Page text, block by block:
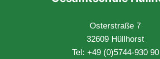
Osterstraße 7
32609 Hüllhorst
Tel: +49 (0)5744-930 90